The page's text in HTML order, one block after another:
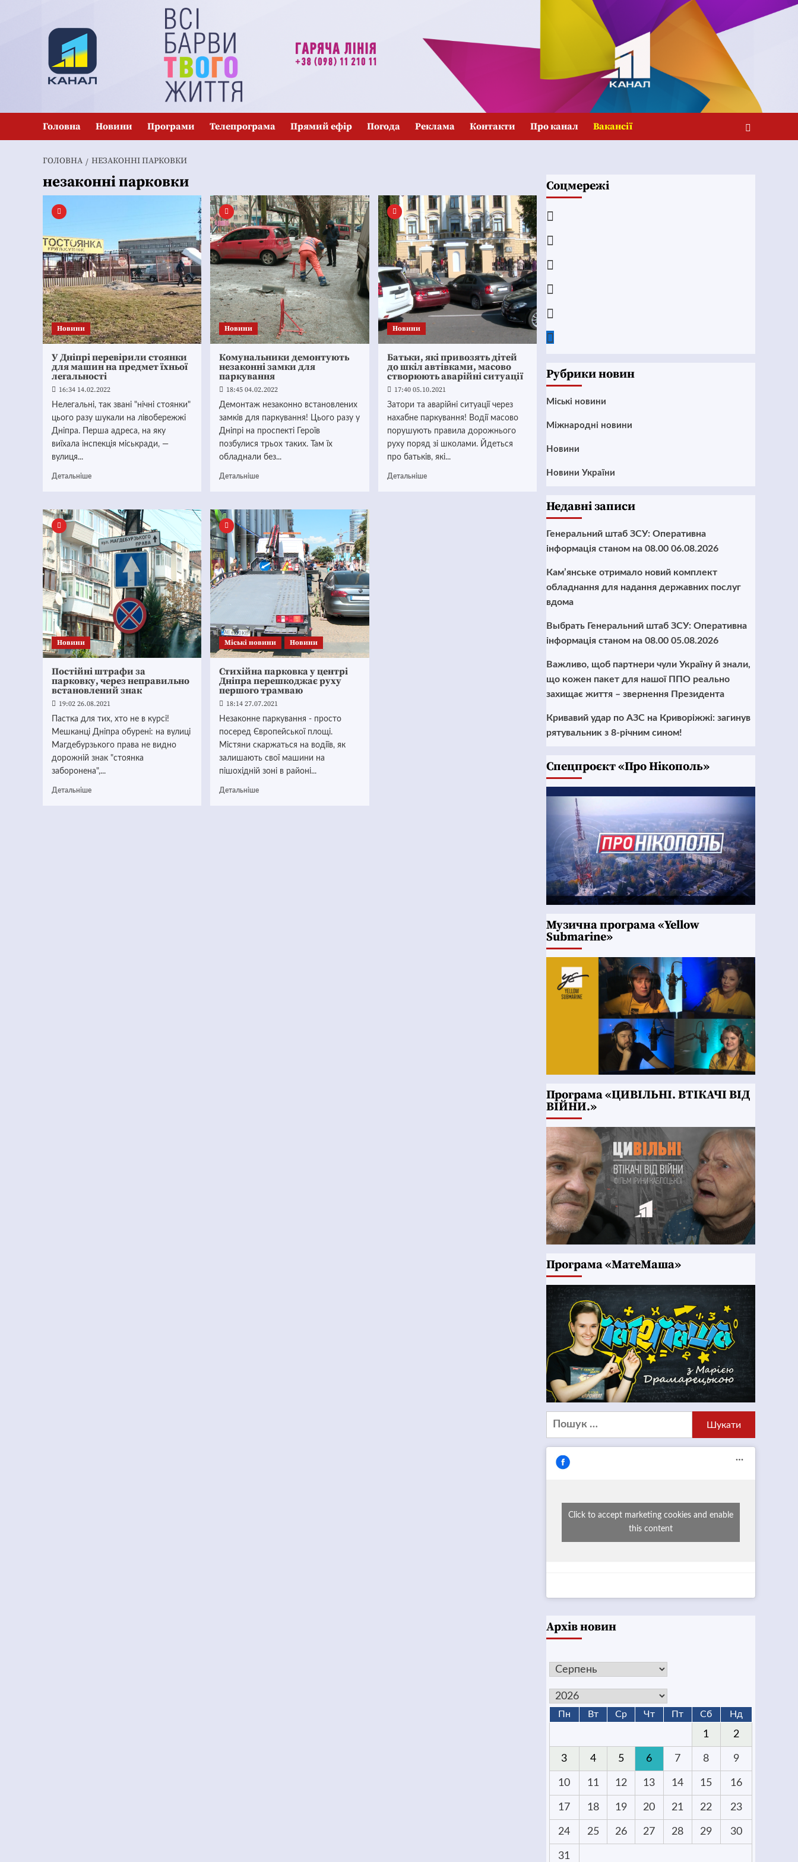
Головна Новини Програми Телепрограма Прямий ефір Погода Реклама Контакти Про канал Вакансії
ГОЛОВНА НЕЗАКОННІ ПАРКОВКИ
незаконні парковки
Новини
У Дніпрі перевірили стоянки
для машин на предмет їхньої
легальності
16:34 14.02.2022
Нелегальні, так звані "нічні стоянки"
цього разу шукали на лівобережжі
Дніпра. Перша адреса, на яку
виїхала інспекція міськради, —
вулиця...
Детальніше
Новини
Комунальники демонтують
незаконні замки для
паркування
18:45 04.02.2022
Демонтаж незаконно встановлених
замків для паркування! Цього разу у
Дніпрі на проспекті Героїв
позбулися трьох таких. Там їх
обладнали без...
Детальніше
Новини
Батьки, які привозять дітей
до шкіл автівками, масово
створюють аварійні ситуації
17:40 05.10.2021
Затори та аварійні ситуації через
нахабне паркування! Водії масово
порушують правила дорожнього
руху поряд зі школами. Йдеться
про батьків, які...
Детальніше
Новини
Постійні штрафи за
парковку, через неправильно
встановлений знак
19:02 26.08.2021
Пастка для тих, хто не в курсі!
Мешканці Дніпра обурені: на вулиці
Магдебурзького права не видно
дорожній знак "стоянка
заборонена",...
Детальніше
Mіські новини Новини
Стихійна парковка у центрі
Дніпра перешкоджає руху
першого трамваю
18:14 27.07.2021
Незаконне паркування - просто
посеред Європейської площі.
Містяни скаржаться на водіїв, як
залишають свої машини на
пішохідній зоні в районі...
Детальніше
Соцмережі
Рубрики новин
Mіські новини
Міжнародні новини
Новини
Новини України
Недавні записи
Генеральний штаб ЗСУ: Оперативна
інформація станом на 08.00 06.08.2026
Кам’янське отримало новий комплект
обладнання для надання державних послуг
вдома
Выбрать Генеральний штаб ЗСУ: Оперативна
інформація станом на 08.00 05.08.2026
Важливо, щоб партнери чули Україну й знали,
що кожен пакет для нашої ППО реально
захищає життя – звернення Президента
Кривавий удар по АЗС на Криворіжжі: загинув
рятувальник з 8-річним сином!
Cпецпроєкт «Про Нікополь»
Музична програма «Yellow
Submarine»
Програма «ЦИВІЛЬНІ. ВТІКАЧІ ВІД
ВІЙНИ.»
Програма «МатеМаша»
Пошук:
Click to accept marketing cookies and enable
this content
Архів новин
Пн Вт Ср Чт Пт Сб Нд
1 2
3 4 5 6 7 8 9
10 11 12 13 14 15 16
17 18 19 20 21 22 23
24 25 26 27 28 29 30
31